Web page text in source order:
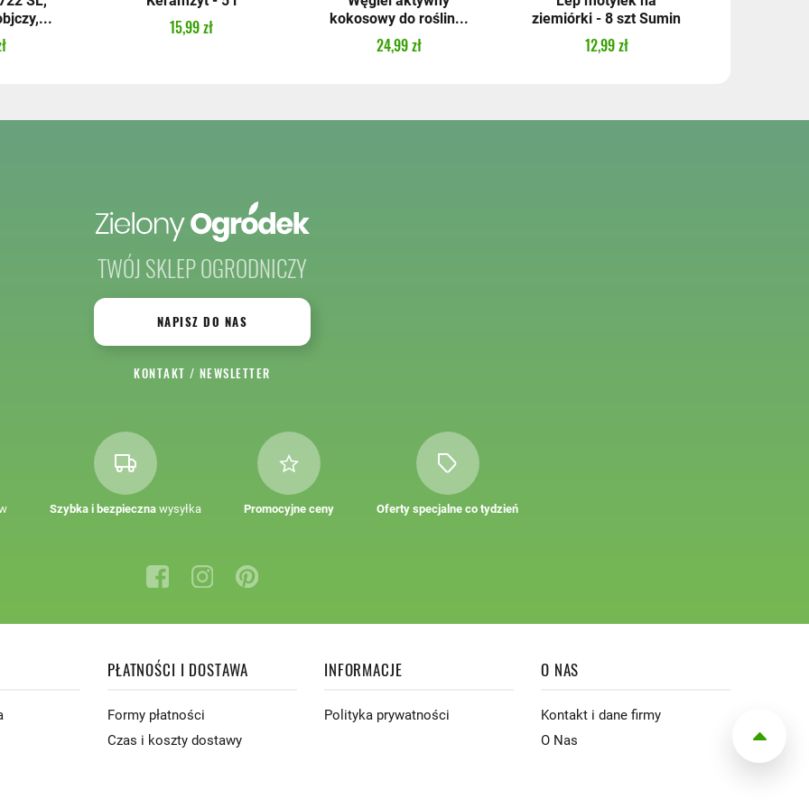
Suma:
15,99 zł
kokosowy do roślin...
24,99 zł
ziemiórki - 8 szt Sumin
12,99 zł
TWÓJ SKLEP OGRODNICZY
NAPISZ DO NAS
KONTAKT / NEWSLETTER
Szybka i bezpieczna wysyłka Promocyjne ceny Oferty specjalne co tydzień
PŁATNOŚCI I DOSTAWA
Formy płatności
Czas i koszty dostawy
INFORMACJE
Polityka prywatności
O NAS
Kontakt i dane firmy
O Nas